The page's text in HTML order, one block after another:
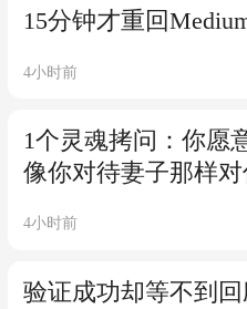
15分钟才重回
4小时前
1个灵魂拷问：你愿
像你对待妻子那样对
4小时前
验证成功却等不到回